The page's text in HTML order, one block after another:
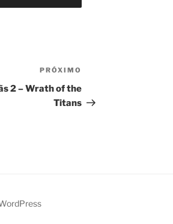
post
PRÓXIMO
2 – Wrath of the
Titans